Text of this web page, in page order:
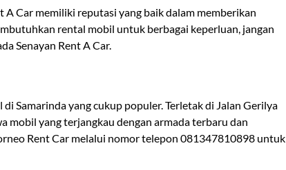
A Car memiliki reputasi yang baik dalam memberikan
rental mobil untuk berbagai keperluan, jangan
Senayan Rent A Car.
Samarinda yang cukup populer. Terletak di Jalan Gerilya
mobil yang terjangkau dengan armada terbaru dan
Rent Car melalui nomor telepon 081347810898 untuk